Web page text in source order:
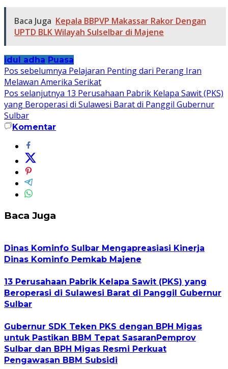
Baca Juga Kepala BBPVP Makassar Rakor Dengan
UPTD BLK Wilayah Sulselbar di Majene
idul adha Puasa
Navigasi
pos
Pos sebelumnya Pelajaran Penting dari Perang Iran
Melawan Amerika Serikat
Pos selanjutnya 13 Perusahaan Pabrik Kelapa Sawit (PKS)
yang Beroperasi di Sulawesi Barat di Panggil Gubernur
Sulbar
Komentar
Baca Juga
Dinas Kominfo Sulbar Mengapreasiasi Kinerja
Dinas Kominfo Pemkab Majene
13 Perusahaan Pabrik Kelapa Sawit (PKS) yang
Beroperasi di Sulawesi Barat di Panggil Gubernur
Sulbar
Gubernur SDK Teken PKS dengan BPH Migas
untuk Pastikan BBM Tepat SasaranPemprov
Sulbar dan BPH Migas Resmi Perkuat
Pengawasan BBM Subsidi